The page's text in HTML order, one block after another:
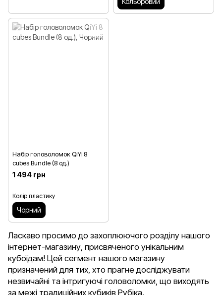
Набір головоломок QiYi 8
cubes Bundle (8 од.)
1 494 грн
Колір пластику
Чорний
Ласкаво просимо до захоплюючого розділу нашого
інтернет-магазину, присвяченого унікальним
кубоїдам! Цей сегмент нашого магазину
призначений для тих, хто прагне досліджувати
незвичайні та інтригуючі головоломки, що виходять
за межі традиційних кубиків Рубіка.